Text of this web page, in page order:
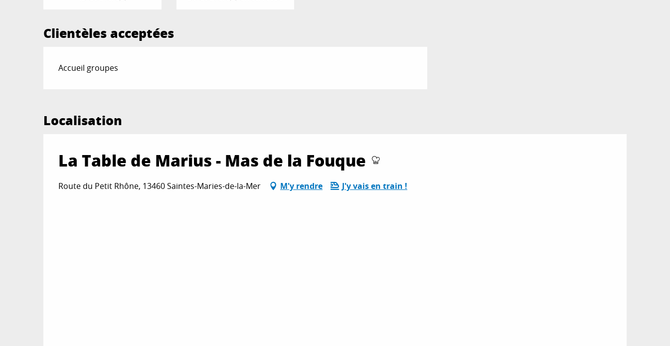
Clientèles acceptées
Accueil groupes
Localisation
La Table de Marius - Mas de la Fouque
Route du Petit Rhône, 13460 Saintes-Maries-de-la-Mer M'y rendre J'y vais en train !